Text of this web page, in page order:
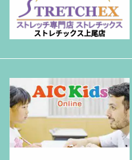
ストレチックス上尾店